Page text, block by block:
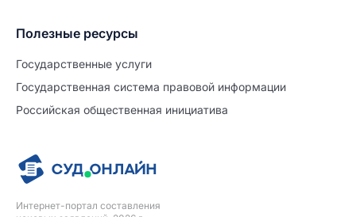
Интернет-портал составления
Полезные ресурсы
Государственные услуги
Государственная система правовой информации
Российская общественная инициатива
Продолжите заполнение
Расторжение брака
Уже заполнено
Шаг 0 из 15
№5725588
ПРОДОЛЖИТЬ ЗАПОЛНЕНИЕ